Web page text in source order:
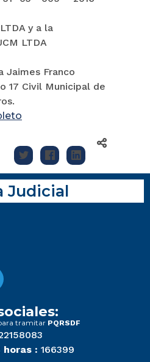
y a la
LTDA
Jaimes Franco
17 Civil Municipal de
Judicial
tramitar PQRSDF
: 166399